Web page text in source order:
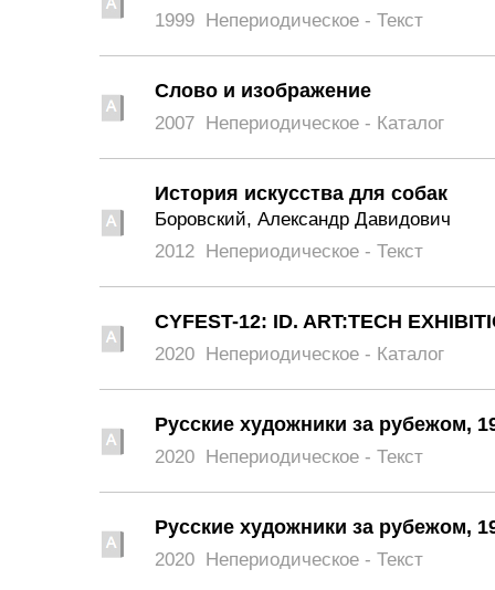
1999 Непериодическое - Текст
Слово и изображение
2007 Непериодическое - Каталог
История искусства для собак
Боровский, Александр Давидович
2012 Непериодическое - Текст
CYFEST-12: ID. ART:TECH
2020 Непериодическое - Каталог
Русские художники за рубежом,
2020 Непериодическое - Текст
Русские художники за рубежом,
2020 Непериодическое - Текст